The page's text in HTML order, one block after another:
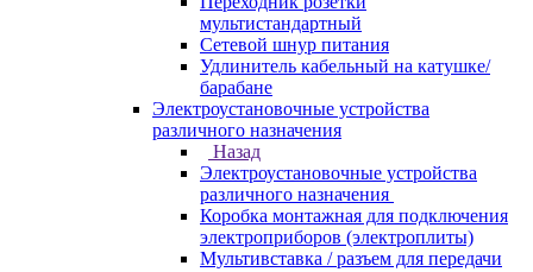
мультистандартный
Сетевой шнур питания
Удлинитель кабельный на катушке/
барабане
Электроустановочные устройства
различного назначения
Назад
Электроустановочные устройства
различного назначения
Коробка монтажная для подключения
электроприборов (электроплиты)
Мультивставка / разъем для передачи